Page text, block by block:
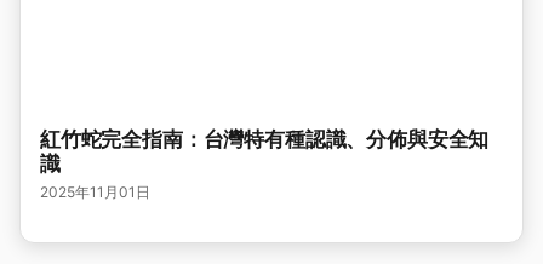
紅竹蛇完全指南：台灣特有種認識、分佈與安全知
識
2025年11月01日